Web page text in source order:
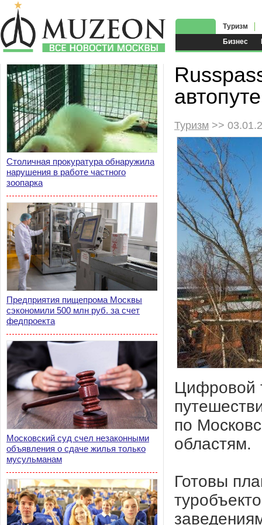
Бизнес
Туризм
Столичная прокуратура обнаружила
нарушения в работе частного
зоопарка
Предприятия пищепрома Москвы
сэкономили 500 млн руб. за счет
федпроекта
Московский суд счел незаконными
объявления о сдаче жилья только
мусульманам
Туризм >>
Цифровой
по
областям.
Готовы